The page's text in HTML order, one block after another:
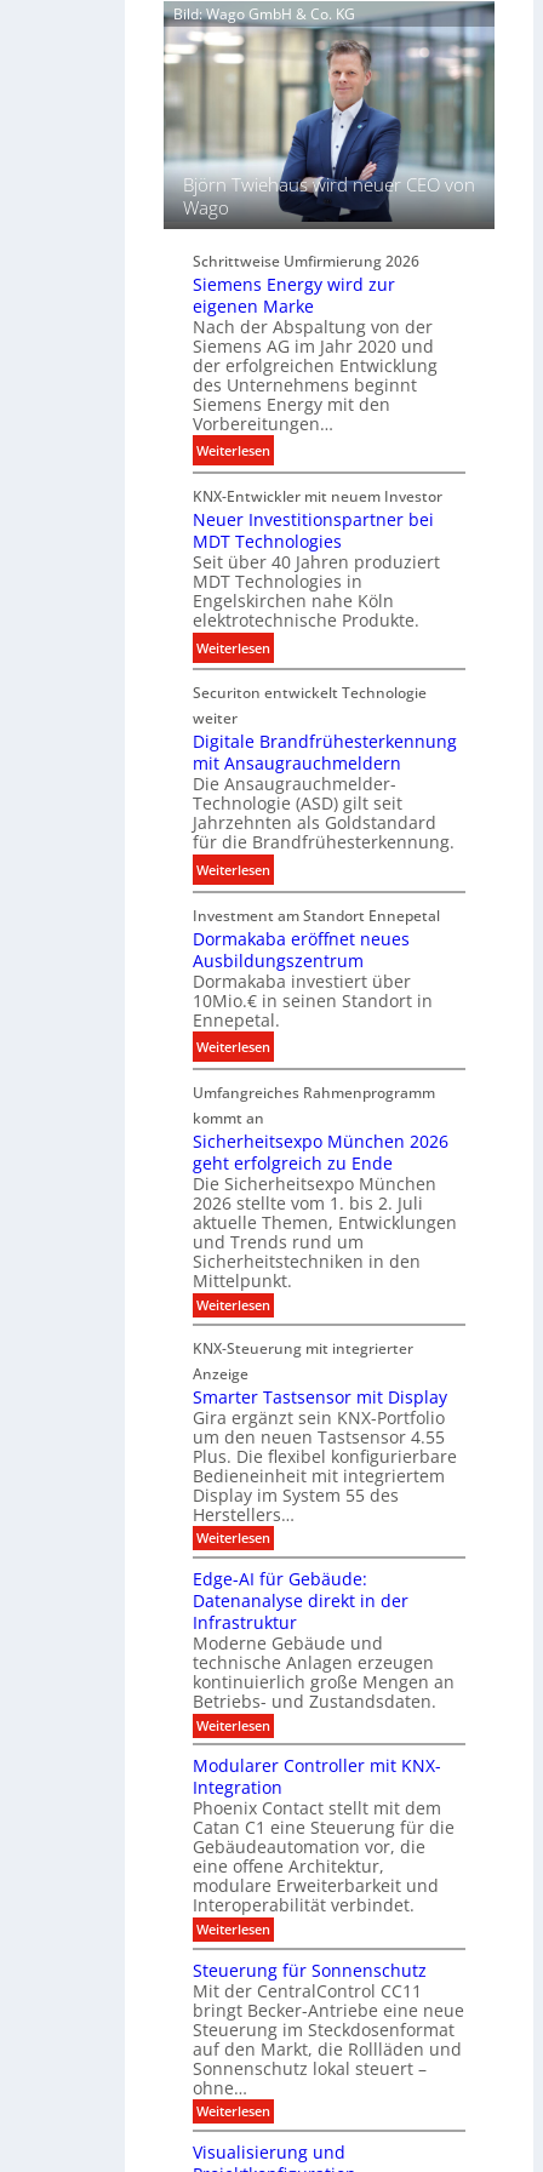
d
e
l
h
t
u
d
B
e
l
e
u
c
h
t
u
n
g
s
t
e
c
h
n
i
k
h
l
ü
l
f
ü
r
i
g
i
t
a
l
e
P
r
o
d
u
k
t
d
a
t
e
Bild: Wago GmbH & Co. KG
Björn Twiehaus wird neuer CEO von
Wago
Schrittweise Umfirmierung 2026
Siemens Energy wird zur
eigenen Marke
Nach der Abspaltung von der
Siemens AG im Jahr 2020 und
der erfolgreichen Entwicklung
des Unternehmens beginnt
Siemens Energy mit den
Vorbereitungen…
Weiterlesen:
S
i
e
m
e
n
s
E
n
r
y
w
i
r
d
u
r
e
i
g
e
n
e
n
M
r
k
e
KNX-Entwickler mit neuem Investor
Neuer Investitionspartner bei
MDT Technologies
Seit über 40 Jahren produziert
MDT Technologies in
Engelskirchen nahe Köln
elektrotechnische Produkte.
Weiterlesen:
N
e
e
r
I
n
v
e
s
t
i
t
i
o
n
s
p
a
n
e
r
b
e
i
M
D
T
c
h
n
o
l
o
g
e
s
Securiton entwickelt Technologie
weiter
Digitale Brandfrühesterkennung
mit Ansaugrauchmeldern
Die Ansaugrauchmelder-
Technologie (ASD) gilt seit
Jahrzehnten als Goldstandard
für die Brandfrühesterkennung.
Weiterlesen:
D
i
g
i
t
a
l
e
B
r
n
d
f
r
ü
h
e
s
t
e
k
e
n
n
u
n
g
m
i
t
A
n
s
a
g
r
a
u
c
h
m
e
l
d
e
r
n
Investment am Standort Ennepetal
Dormakaba eröffnet neues
Ausbildungszentrum
Dormakaba investiert über
10Mio.€ in seinen Standort in
Ennepetal.
Weiterlesen:
D
o
m
a
k
a
b
a
e
r
ö
f
n
e
t
n
e
u
e
s
A
u
s
b
i
l
d
u
n
g
s
z
e
n
t
r
u
m
Umfangreiches Rahmenprogramm
kommt an
Sicherheitsexpo München 2026
geht erfolgreich zu Ende
Die Sicherheitsexpo München
2026 stellte vom 1. bis 2. Juli
aktuelle Themen, Entwicklungen
und Trends rund um
Sicherheitstechniken in den
Mittelpunkt.
Weiterlesen:
S
c
e
r
h
e
i
t
s
e
x
p
o
M
ü
n
c
h
e
n
2
0
2
6
g
e
h
t
e
r
f
o
l
g
r
e
i
c
h
z
u
E
n
e
KNX-Steuerung mit integrierter
Anzeige
Smarter Tastsensor mit Display
Gira ergänzt sein KNX-Portfolio
um den neuen Tastsensor 4.55
Plus. Die flexibel konfigurierbare
Bedieneinheit mit integriertem
Display im System 55 des
Herstellers…
Weiterlesen:
S
m
a
r
t
e
r
T
a
s
t
s
n
s
o
r
m
i
t
D
i
s
p
a
y
Edge-AI für Gebäude:
Datenanalyse direkt in der
Infrastruktur
Moderne Gebäude und
technische Anlagen erzeugen
kontinuierlich große Mengen an
Betriebs- und Zustandsdaten.
Weiterlesen:
E
g
e
-
A
I
f
ü
r
G
e
b
u
d
e
:
D
a
t
e
n
a
n
a
Modularer Controller mit KNX-
Integration
Phoenix Contact stellt mit dem
Catan C1 eine Steuerung für die
Gebäudeautomation vor, die
eine offene Architektur,
modulare Erweiterbarkeit und
Interoperabilität verbindet.
Weiterlesen:
M
d
u
l
a
r
e
r
C
o
n
t
Steuerung für Sonnenschutz
Mit der CentralControl CC11
bringt Becker-Antriebe eine neue
Steuerung im Steckdosenformat
auf den Markt, die Rollläden und
Sonnenschutz lokal steuert –
ohne…
Weiterlesen:
S
e
Visualisierung und